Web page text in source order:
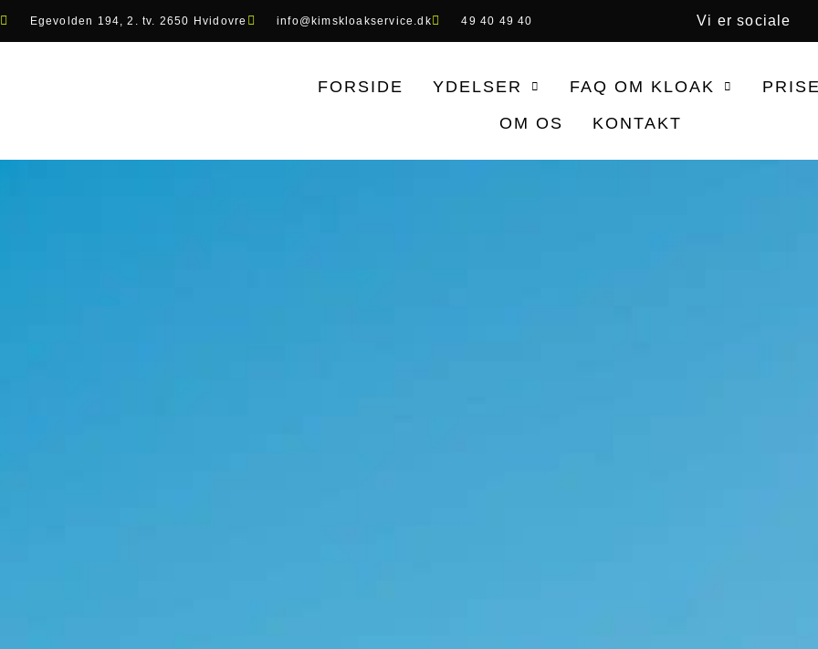
Egevolden 194, 2. tv. 2650 Hvidovre info@kimskloakservice.dk 49 40 49 40 Vi er sociale
FORSIDE YDELSER FAQ OM KLOAK
OM OS
KONTAKT